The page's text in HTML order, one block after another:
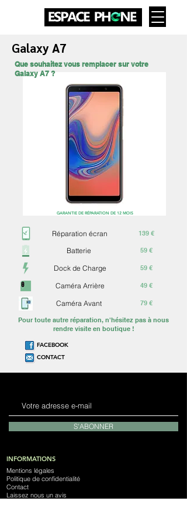
Galaxy A7
Réparation écran
59 €
Dock de Charge
Que souhaitez vous remplacer sur votre
Galaxy A7 ?
Caméra Arrière
59 €
139 €
49 €
Batterie
Caméra Avant 79 €
Pour toute autre réparation, n'hésitez pas à nous
rendre visite en boutique !
FACEBOOK
CONTACT
GARANTIE DE RÉPARATION DE 12 MOIS
S'ABONNER
INFORMATIONS
Mentions légales
Politique de confidentialité
Contact
Laissez nous un avis